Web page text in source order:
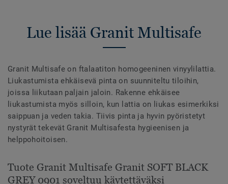
Lue lisää Granit Multisafe
Granit Multisafe on ftalaatiton homogeeninen vinyylilattia.
Liukastumista ehkäisevä pinta on suunniteltu tiloihin,
joissa liikutaan paljain jaloin. Rakenne ehkäisee
liukastumista myös silloin, kun lattia on liukas esimerkiksi
saippuan ja veden takia. Tiivis pinta ja hyvin pyöristetyt
nystyrät tekevät Granit Multisafesta hygieenisen ja
helppohoitoisen.
Tuote Granit Multisafe Granit SOFT BLACK
GREY 0901 soveltuu käytettäväksi